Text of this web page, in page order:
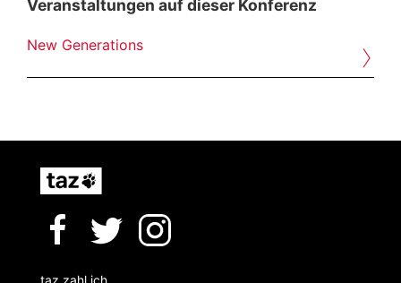
Veranstaltungen auf dieser Konferenz
New Generations ›
taz zahl ich